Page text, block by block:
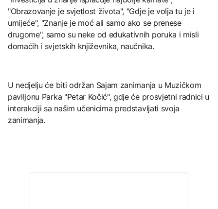
Rihanna radi na novom
albumu
"Obrazovanje je svjetlost života", "Gdje je volja tu je i
umijeće", "Znanje je moć ali samo ako se prenese
drugome", samo su neke od edukativnih poruka i misli
domaćih i svjetskih književnika, naučnika.
U nedjelju će biti održan Sajam zanimanja u Muzičkom
paviljonu Parka "Petar Kočić", gdje će prosvjetni radnici u
interakciji sa našim učenicima predstavljati svoja
zanimanja.